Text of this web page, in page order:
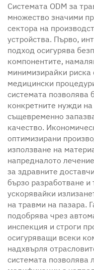
Системата ODM за
множество значими
сектора на
устройства. Първо,
подход осигурява
компонентите,
минимизирайки
медицински
системата позволява
конкретните нужди
същевременно
качество.
оптимизирани
използване на
напредналото
за здравните
бързо разработване и
ускорявайки
на травми на пазара.
подобрява чрез
инспекция и строги
осигуряващи всеки
надхвърля
системата позволява